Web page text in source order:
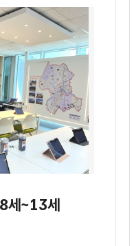
세~13세